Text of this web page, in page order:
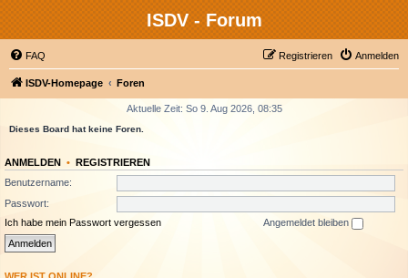
ISDV - Forum
FAQ Anmelden
Registrieren
ISDV-Homepage Foren
Aktuelle Zeit: So 9. Aug 2026, 08:35
Dieses Board hat keine Foren.
ANMELDEN • REGISTRIEREN
Benutzername:
Passwort:
Ich habe mein Passwort vergessen
Angemeldet bleiben